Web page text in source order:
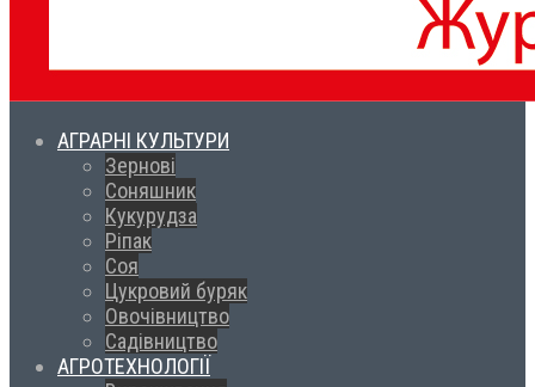
АГРАРНІ КУЛЬТУРИ
Зернові
Соняшник
Кукурудза
Ріпак
Соя
Цукровий буряк
Овочівництво
Садівництво
АГРОТЕХНОЛОГІЇ